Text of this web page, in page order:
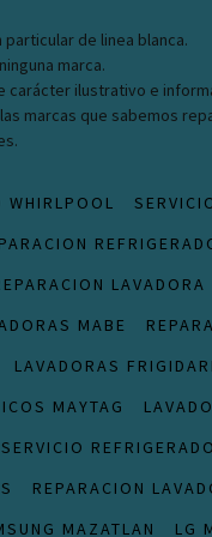
de linea blanca.
marca.
carácter ilustrativo e
marcas que sabemos
WHIRLPOOL
LAVADORA
MABE
LAVADORAS
MAYTAG
SERVICIO
REPARACION
MAZATLAN
LG